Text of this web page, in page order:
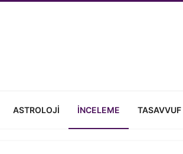
ASTROLOJI İNCELEME TASAVVUF